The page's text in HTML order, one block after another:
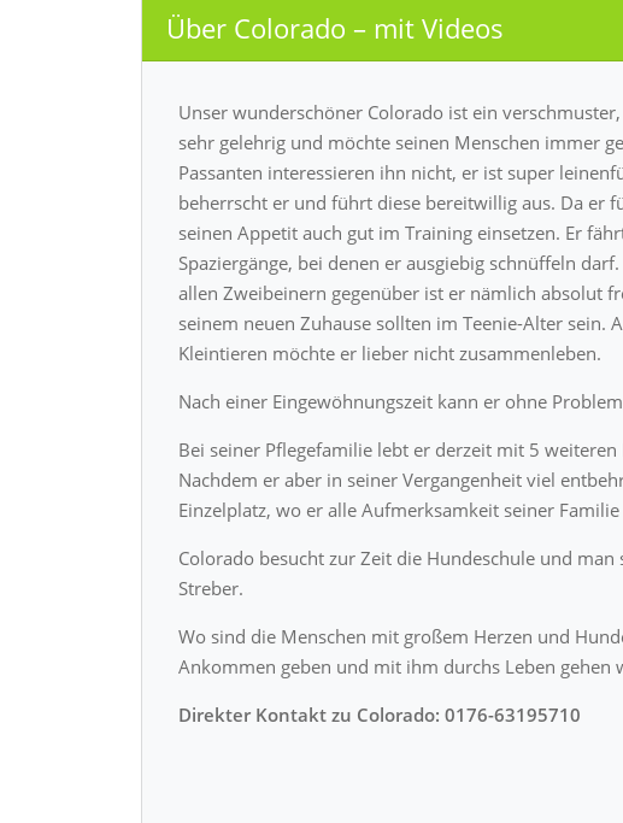
Über Colorado – mit Videos
Unser wunderschöner Colorado ist ein
sehr gelehrig und möchte seinen Menschen immer
Passanten interessieren ihn nicht, er ist super
beherrscht er und führt diese bereitwillig aus. Da er
seinen Appetit auch gut im Training einsetzen. Er
Spaziergänge, bei denen er ausgiebig schnüffeln
allen Zweibeinern gegenüber ist er nämlich absolut
seinem neuen Zuhause sollten im Teenie-Alter sein.
Kleintieren möchte er lieber nicht zusammenleben.
Nach einer Eingewöhnungszeit kann er ohne
Bei seiner Pflegefamilie lebt er derzeit mit 5
Nachdem er aber in seiner Vergangenheit viel
Einzelplatz, wo er alle Aufmerksamkeit seiner
Colorado besucht zur Zeit die Hundeschule und
Streber.
Wo sind die Menschen mit großem Herzen und
Ankommen geben und mit ihm durchs Leben gehen
Direkter Kontakt zu Colorado: 0176-63195710